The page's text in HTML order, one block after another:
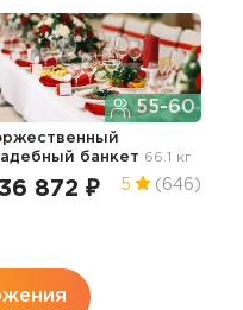
55-60
банкет 66.1 кг
872 ₽ 5 (646)